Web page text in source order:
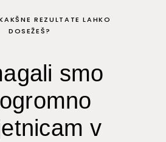
REZULTATE LAHKO
DOSEŽEŠ?
smo
v